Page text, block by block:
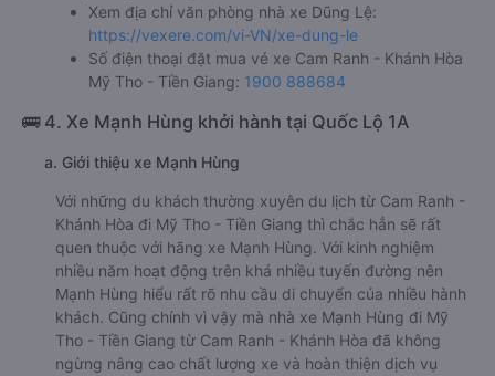
Xem địa chỉ văn phòng nhà xe Dũng Lệ:
https://vexere.com/vi-VN/xe-dung-le
Số điện thoại đặt mua vé xe Cam Ranh - Khánh Hòa
Mỹ Tho - Tiền Giang: 1900 888684
🚌 4. Xe Mạnh Hùng khởi hành tại Quốc Lộ 1A
a. Giới thiệu xe Mạnh Hùng
Với những du khách thường xuyên du lịch từ Cam Ranh -
Khánh Hòa đi Mỹ Tho - Tiền Giang thì chắc hẳn sẽ rất
quen thuộc với hãng xe Mạnh Hùng. Với kinh nghiệm
nhiều năm hoạt động trên khá nhiều tuyến đường nên
Mạnh Hùng hiểu rất rõ nhu cầu di chuyển của nhiều hành
khách. Cũng chính vì vậy mà nhà xe Mạnh Hùng đi Mỹ
Tho - Tiền Giang từ Cam Ranh - Khánh Hòa đã không
ngừng nâng cao chất lượng xe và hoàn thiện dịch vụ